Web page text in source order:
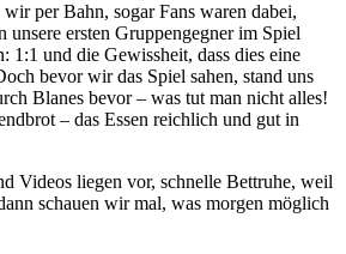
per Bahn, sogar Fans waren dabei,
unsere ersten Gruppengegner im Spiel
1:1 und die Gewissheit, dass dies eine
bevor wir das Spiel sahen, stand uns
Blanes bevor – was tut man nicht alles!
– das Essen reichlich und gut in
Videos liegen vor, schnelle Bettruhe, weil
schauen wir mal, was morgen möglich